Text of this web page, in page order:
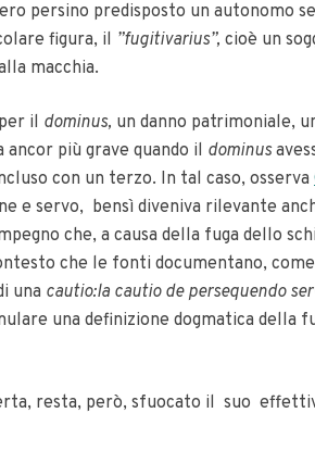
persino predisposto un autonomo
figura, il ”fugitivarius”, cioè un
macchia.
il dominus, un danno patrimoniale,
più grave quando il dominus
con un terzo. In tal caso, osserva
e servo, bensì diveniva rilevante
che, a causa della fuga dello
che le fonti documentano,
una cautio:la cautio de persequendo
una definizione dogmatica della
resta, però, sfuocato il suo